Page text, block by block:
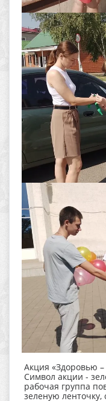
Акция «Здоровью
Символ акции -
рабочая группа
зеленую